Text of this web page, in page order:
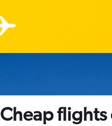
Cheap flights